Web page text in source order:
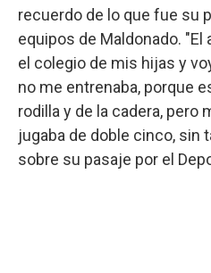
recuerdo de lo que fue su
equipos de Maldonado.
el colegio de mis hijas y
no me entrenaba, porque
rodilla y de la cadera, pero
jugaba de doble cinco, sin
sobre su pasaje por el